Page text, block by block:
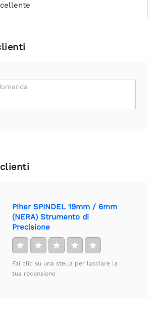
Piher SPINDEL 19mm / 6mm
(NERA) Strumento di
Precisione
★ ★ ★ ★ ★
Fai clic su una stella per lasciare la
tua recensione